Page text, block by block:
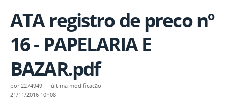
ATA registro de preco nº
16 - PAPELARIA E
BAZAR.pdf
por2274949 — última modificação
21/11/2016 10h08